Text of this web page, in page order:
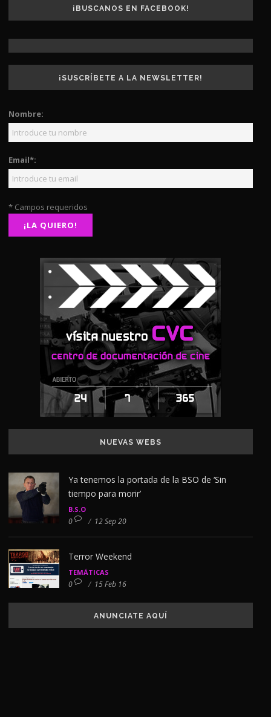
¡BUSCANOS EN FACEBOOK!
¡SUSCRÍBETE A LA NEWSLETTER!
Nombre:
Email*:
* Campos requeridos
NUEVAS WEBS
Ya tenemos la portada de la BSO de ‘Sin
tiempo para morir’
B.S.O
0 / 12 Sep 20
Terror Weekend
TEMÁTICAS
0 / 15 Feb 16
ANUNCIATE AQUÍ